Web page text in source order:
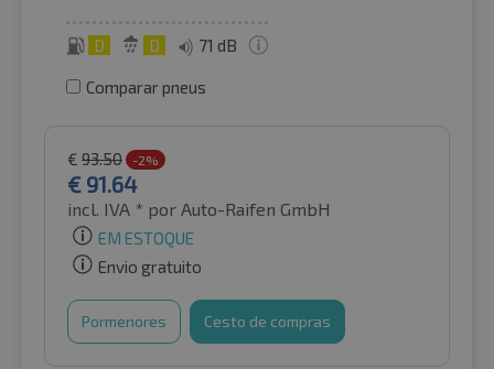
D D 71 dB
Comparar pneus
€ 93.50 -2%
€ 91.64
incl. IVA * por Auto-Raifen GmbH
EM ESTOQUE
Envio gratuito
Pormenores Cesto de compras